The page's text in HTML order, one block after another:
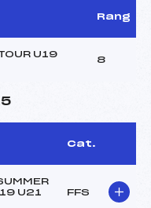
Rang
U19
8
Cat.
U21
FFS